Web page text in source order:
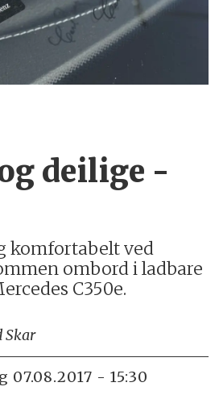
deilige -
komfortabelt ved
ombord i ladbare
C350e.
Skar
07.08.2017 - 15:30